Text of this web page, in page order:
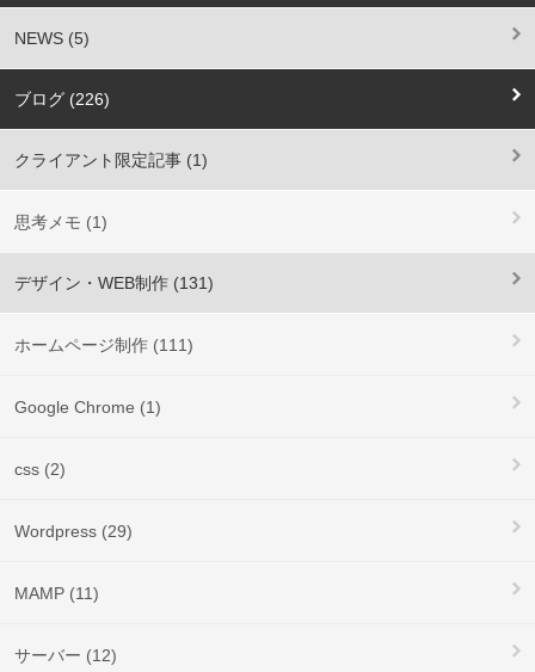
NEWS (5)
ブログ (226)
クライアント限定記事 (1)
思考メモ (1)
デザイン・WEB制作 (131)
ホームページ制作 (111)
Google Chrome (1)
css (2)
Wordpress (29)
MAMP (11)
サーバー (12)